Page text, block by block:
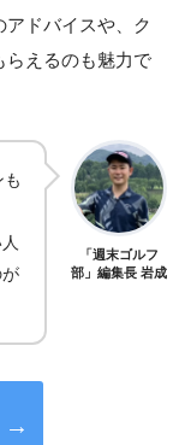
ドバイスや、ク
らえるのも魅力で
「週末ゴルフ
部」編集長 岩成